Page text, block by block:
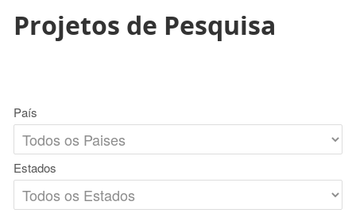
Projetos de Pesquisa
País
Estados